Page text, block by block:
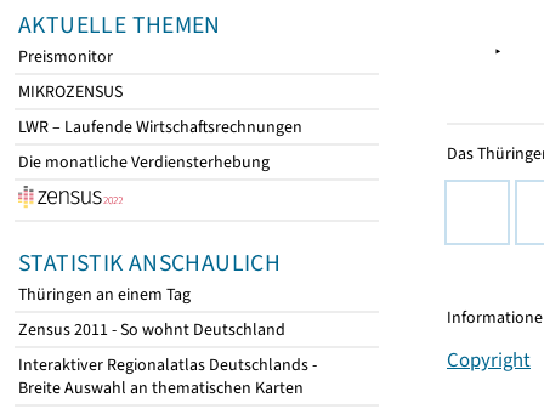
AKTUELLE THEMEN
Preismonitor
MIKROZENSUS
LWR – Laufende Wirtschaftsrechnungen
Die monatliche Verdiensterhebung
STATISTIK ANSCHAULICH
Thüringen an einem Tag
Zensus 2011 - So wohnt Deutschland
Interaktiver Regionalatlas Deutschlands -
Breite Auswahl an thematischen Karten
▸
Das
Copyright